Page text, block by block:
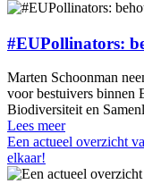
#EUPollinators:
Marten Schoonman
voor bestuivers binnen
Biodiversiteit en
Lees meer
Een actueel overzicht
elkaar!